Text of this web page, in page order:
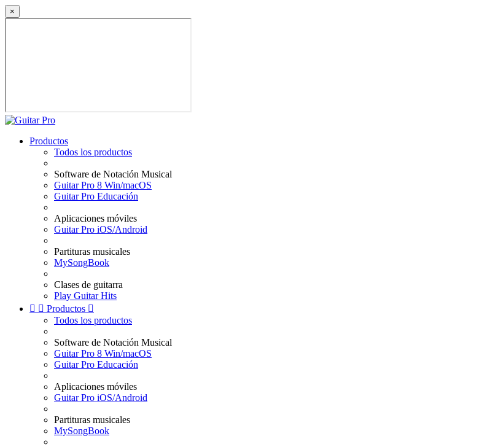
×
Productos
Todos los productos
Software de Notación Musical
Guitar Pro 8 Win/macOS
Guitar Pro Educación
Aplicaciones móviles
Guitar Pro iOS/Android
Partituras musicales
MySongBook
Clases de guitarra
Play Guitar Hits
  Productos 
Todos los productos
Software de Notación Musical
Guitar Pro 8 Win/macOS
Guitar Pro Educación
Aplicaciones móviles
Guitar Pro iOS/Android
Partituras musicales
MySongBook